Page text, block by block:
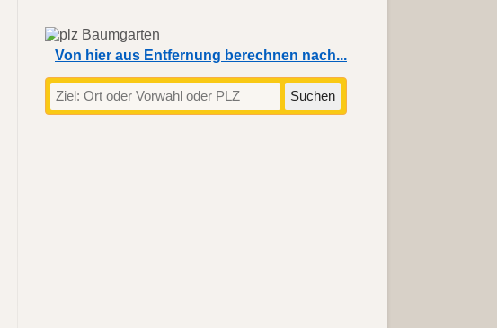
Von hier aus Entfernung berechnen nach...